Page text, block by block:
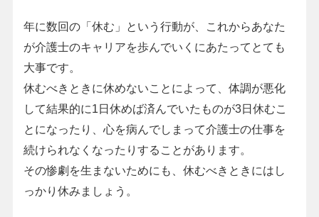
年に数回の「休む」という行動が、これからあなた
が介護士のキャリアを歩んでいくにあたってとても
大事です。
休むべきときに休めないことによって、体調が悪化
して結果的に1日休めば済んでいたものが3日休むこ
とになったり、心を病んでしまって介護士の仕事を
続けられなくなったりすることがあります。
その惨劇を生まないためにも、休むべきときにはし
っかり休みましょう。